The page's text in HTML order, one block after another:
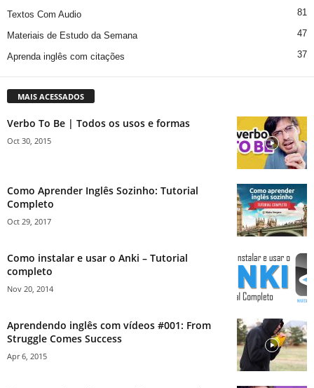
Textos Com Audio 81
Materiais de Estudo da Semana 47
Aprenda inglês com citações 37
MAIS ACESSADOS
Verbo To Be | Todos os usos e formas
Oct 30, 2015
Como Aprender Inglês Sozinho: Tutorial
Completo
Oct 29, 2017
Como instalar e usar o Anki – Tutorial
completo
Nov 20, 2014
Aprendendo inglês com vídeos #001: From
Struggle Comes Success
Apr 6, 2015